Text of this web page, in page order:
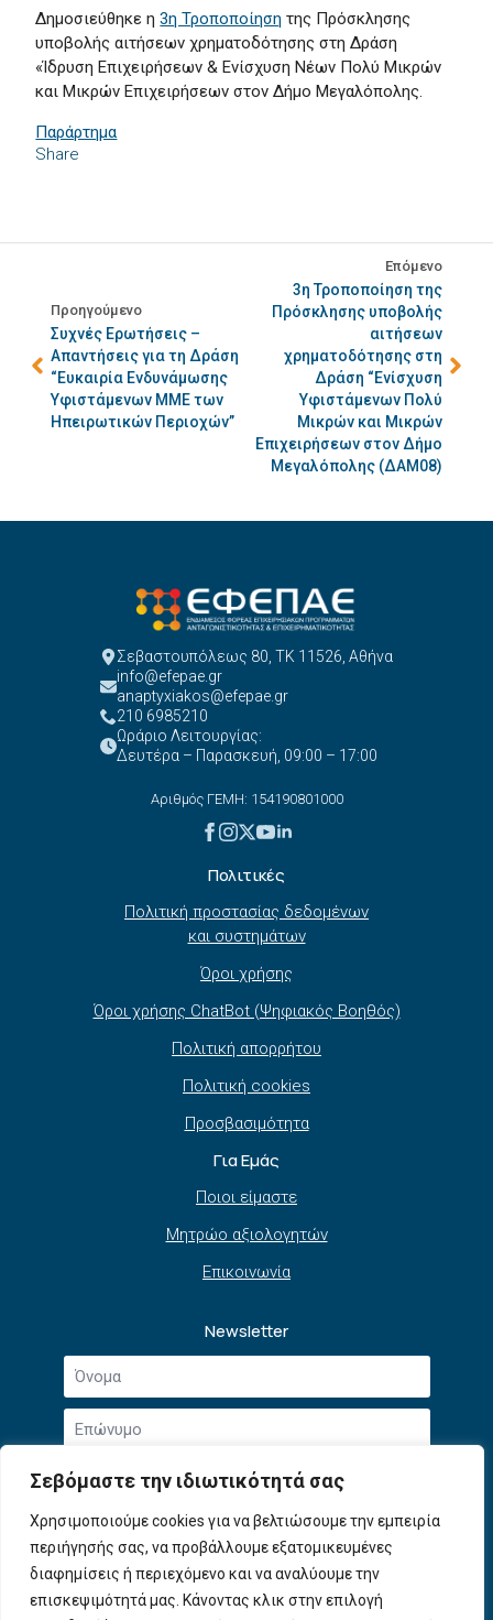
Σεβόμαστε την ιδιωτικότητά σας
Χρησιμοποιούμε cookies για να βελτιώσουμε την εμπειρία
περιήγησής σας, να προβάλλουμε εξατομικευμένες
διαφημίσεις ή περιεχόμενο και να αναλύουμε την
επισκεψιμότητά μας. Κάνοντας κλικ στην επιλογή
Share
Δημοσιεύθηκε η3η Τροποποίηση της Πρόσκλησης
υποβολής αιτήσεων χρηματοδότησης στη Δράση
«Ίδρυση Επιχειρήσεων & Ενίσχυση Νέων Πολύ Μικρών
και Μικρών Επιχειρήσεων στον Δήμο Μεγαλόπολης.
Παράρτημα
Προηγούμενο
Συχνές Ερωτήσεις –
Απαντήσεις για τη Δράση
“Ευκαιρία Ενδυνάμωσης
Υφιστάμενων ΜΜΕ των
Ηπειρωτικών Περιοχών”
Επόμενο
3η Τροποποίηση της
Πρόσκλησης υποβολής
αιτήσεων
χρηματοδότησης στη
Δράση “Ενίσχυση
Υφιστάμενων Πολύ
Μικρών και Μικρών
Επιχειρήσεων στον Δήμο
Μεγαλόπολης (ΔΑΜ08)
Σεβαστουπόλεως 80, ΤΚ 11526, Αθήνα
info@efepae.gr
anaptyxiakos@efepae.gr
210 6985210
Ωράριο Λειτουργίας:
Δευτέρα – Παρασκευή, 09:00 – 17:00
Αριθμός ΓΕΜΗ: 154190801000
Πολιτικές
Πολιτική προστασίας δεδομένων
και συστημάτων
Όροι χρήσης
Όροι χρήσης ChatBot (Ψηφιακός Βοηθός)
Πολιτική απορρήτου
Πολιτική cookies
Προσβασιμότητα
Για Εμάς
Ποιοι είμαστε
Μητρώο αξιολογητών
Επικοινωνία
Newsletter
Όνομα
Επώνυμο
Email
*
Αποδοχή
όρων
χρήσης
*
Συμφωνώ με την Πολιτική Απορρήτουκαι τους
Όρους Χρήσης.
Εγγραφή